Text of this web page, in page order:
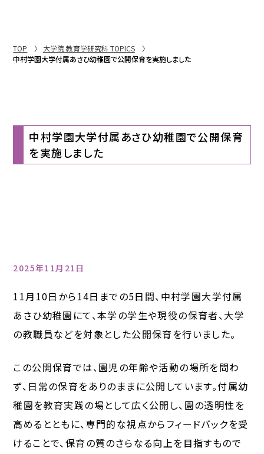
TOP
大学院 教育学研究科 TOPICS
中村学園大学付属あさひ幼稚園で公開保育を実施しました
中村学園大学付属あさひ幼稚園で公開保育
を実施しました
2025年11月21日
11月10日から14日までの5日間、中村学園大学付属
あさひ幼稚園にて、本学の学生や現役の保育者、大学
の教職員などを対象とした公開保育を行いました。
この公開保育では、園児の年齢や活動の場所を問わ
ず、日常の保育をありのままに公開しています。付属幼
稚園を教育実践の場として広く公開し、園の透明性を
高めるとともに、専門的な視点からフィードバックを受
けることで、保育の質のさらなる向上を目指すもので